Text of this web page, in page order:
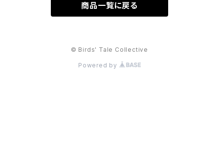
商品一覧に戻る
© Birds' Tale Collective
Powered by